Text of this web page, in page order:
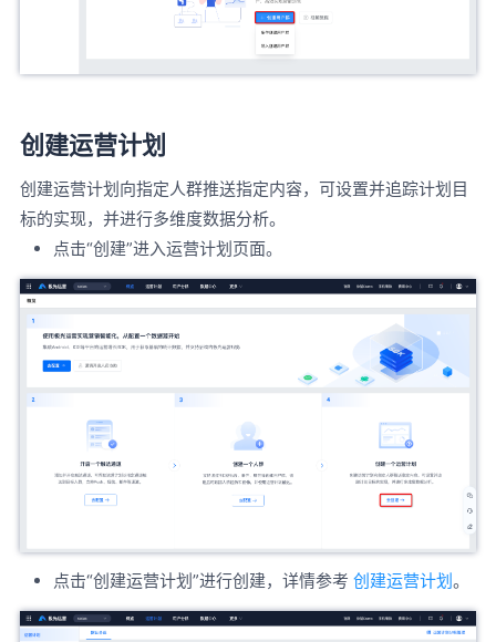
创建运营计划
创建运营计划向指定人群推送指定内容，可设置并追踪计划目
标的实现，并进行多维度数据分析。
点击“创建”进入运营计划页面。
点击“创建运营计划”进行创建，详情参考 创建运营计划。